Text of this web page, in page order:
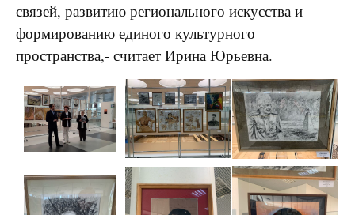
связей, развитию регионального искусства и
формированию единого культурного
пространства,- считает Ирина Юрьевна.